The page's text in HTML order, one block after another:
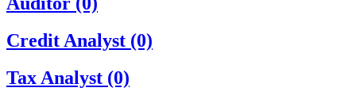
Credit Analyst (0)
Tax Analyst (0)